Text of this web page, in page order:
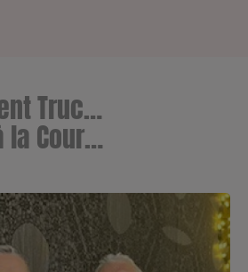
Meurice
Truc…
la Cour…